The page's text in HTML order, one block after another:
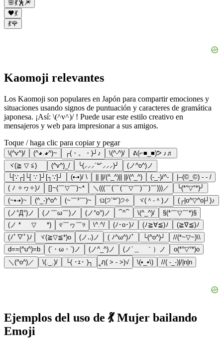
🌸💃🕺🎆
🖤💃
💃🌹
Kaomoji relevantes
Los Kaomoji son populares en Japón para compartir emociones y
situaciones usando signos de puntuación y caracteres de gramática
japonesa. ¡Así: \(^v^)/ ! Puede usar este estilo creativo en
mensajeros y web para impresionar a sus amigos.
Toque / haga clic para copiar y pegar
\(^v^)/ (^◕.◕^)~ ┌(・。・)┘♪ \(^-^)/
ᕕ(⌐■_■)ᕗ ♪♬
ヾ(≧ ▽ ≦)ゝ
(^v^)_/ ╰(⸝⸝⸝´꒳`⸝⸝⸝)╯
(ノ^o^)ノ
└[∵┌]└[ ∵ ]┘[┐∵]┘
(•-•)/ \ || ||/(^_^)|| ||/(^_^) (-_-)/^-
|--(©_©) - - /
( ﾉ ✧ヮ✧)ﾉ
[]~(￣▽￣)~* ＼(((￣(￣(￣▽￣)￣)￣)))／
╰(*°▽°*)╯
(~•-•)~
(^_-)^o^ (~￣³￣)~ ଘ(੭ˊ꒳ˋ)੭✧ ヾ(＾-＾)ノ
(┌|o^▽^o|┘)♪
(ノ°Д°)ノ
(ノ￣ω￣)ノ (ノ°ο°)ノ ⁀^⁀ \(^_^)/
§(*￣▽￣*)§
(ノ * ゚ ▽ ゚ *)
୧￣ヮ￣୨ \^.^/ (ﾉ･o･)ﾉ (ﾉ≧∀≦)ﾉ
(≧∇≦)ﾉ
(ﾉﾟ▽ﾟ)ﾉ
ヾ(≧▽≦*)o (ノ‥)ノ ( ﾉ^ω^)ﾉﾟ └(^o^)┘
//(*~▽~)\\
d==(^u^)=b
(´・ω・`)ノ (ノ^_^)ノ (ノ´＿ゝ｀）ノ
o(*°▽°*)o
＼(^o^)／
\(._.)/ └( ･ｪ･ )┐ ูฦ( > - >)√ \(•_•\) //( -_-)|/|n|n
Ejemplos del uso de 💃 Mujer bailando
Emoji